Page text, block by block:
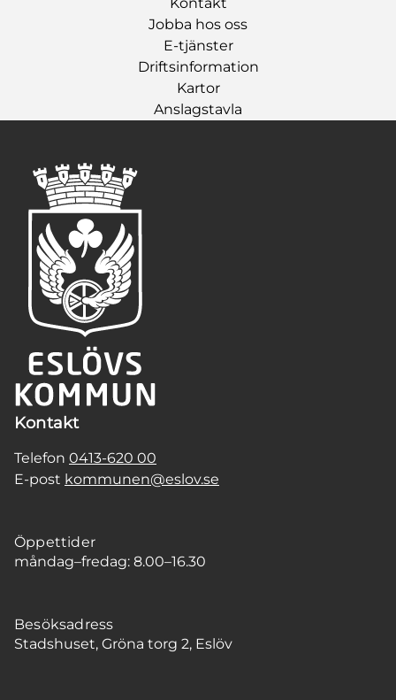
Jobba hos oss
E-tjänster
Driftsinformation
Kartor
Anslagstavla
Kontakt
Telefon 0413-620 00
E-post kommunen@eslov.se
Öppettider
måndag–fredag: 8.00–16.30
Besöksadress
Stadshuset, Gröna torg 2, Eslöv